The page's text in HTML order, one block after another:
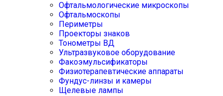
Офтальмологические микроскопы
Офтальмоскопы
Периметры
Проекторы знаков
Тонометры ВД
Ультразвуковое оборудование
Факоэмульсификаторы
Физиотерапевтические аппараты
Фундус-линзы и камеры
Щелевые лампы